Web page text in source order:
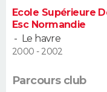
CARTE DE VOEUX
Carte de Noël
Carte Bonne année
Carte Saint-Valentin
Carte Pâques
Carte d'anniversaire
DICTIONNAIRE
Ecole Supérieure
Esc Normandie
- Le havre
2000 - 2002
Parcours club